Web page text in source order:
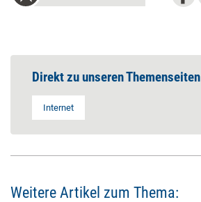
Direkt zu unseren Themenseiten
Internet
Weitere Artikel zum Thema: